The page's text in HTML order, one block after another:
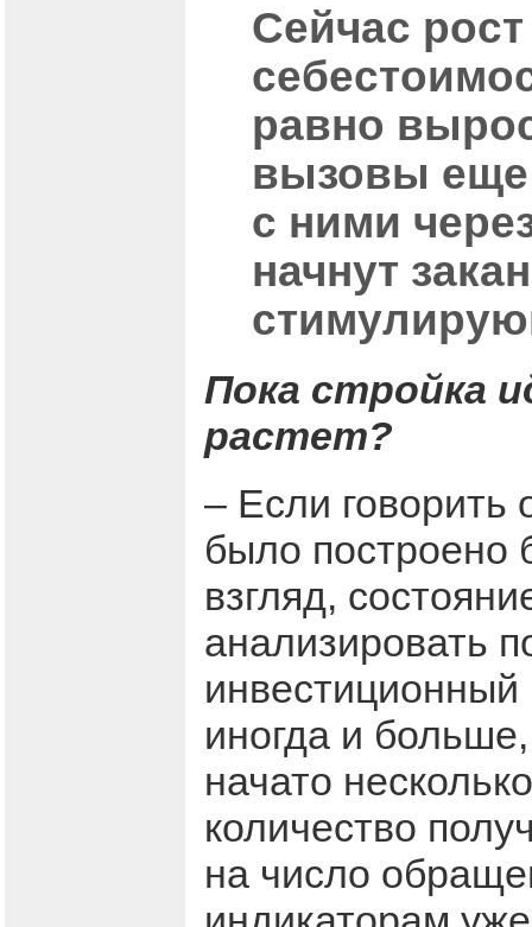
Сейчас
равно
вызовы
с ними
начнут
Пока стройка
растет?
– Если говорить
было построено
взгляд,
анализировать
инвестиционный
иногда и
начато
количество
на число